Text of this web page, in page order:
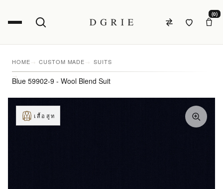
(0)
HOME CUSTOM MADE SUITS
Blue 59902-9 - Wool Blend Suit
เสื้อสูท